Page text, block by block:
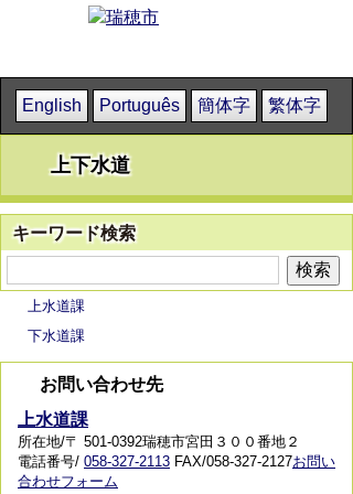
English Português 簡体字 繁体字
上下水道
キーワード検索
上水道課
下水道課
お問い合わせ先
上水道課
所在地/〒 501-0392瑞穂市宮田３００番地２
電話番号/ 058-327-2113 FAX/058-327-2127お問い
合わせフォーム